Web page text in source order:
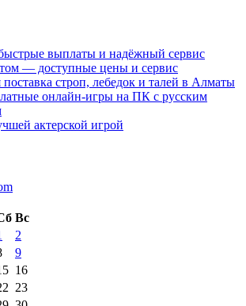
выплаты и надёжный сервис
— доступные цены и сервис
строп, лебедок и талей в Алматы
онлайн-игры на ПК с русским
актерской игрой
Вс
2
9
16
23